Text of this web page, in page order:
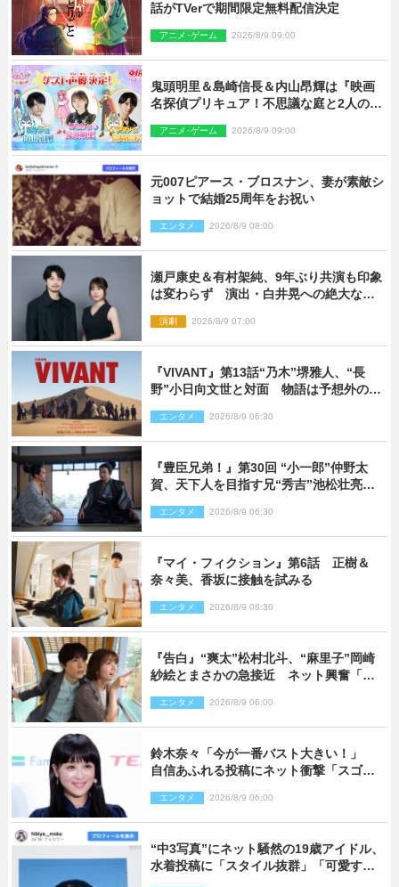
話がTVerで期間限定無料配信決定
アニメ･ゲーム 2026/8/9 09:00
鬼頭明里＆島崎信長＆内山昂輝は『映画
名探偵プリキュア！不思議な庭と2人の秘
アニメ･ゲーム 2026/8/9 09:00
元007ピアース・ブロスナン、妻が素敵シ
ョットで結婚25周年をお祝い
エンタメ 2026/8/9 08:00
瀬戸康史＆有村架純、9年ぶり共演も印象
は変わらず 演出・白井晃への絶大なる
演劇 2026/8/9 07:00
『VIVANT』第13話“乃木”堺雅人、“長
野”小日向文世と対面 物語は予想外の展
エンタメ 2026/8/9 06:30
『豊臣兄弟！』第30回 “小一郎”仲野太
賀、天下人を目指す兄“秀吉”池松壮亮
エンタメ 2026/8/9 06:30
『マイ・フィクション』第6話 正樹＆
奈々美、香坂に接触を試みる
エンタメ 2026/8/9 06:30
『告白』“爽太”松村北斗、“麻里子”岡崎
紗絵とまさかの急接近 ネット興奮「そ
り）
エンタメ 2026/8/9 06:00
鈴木奈々「今が一番バスト大きい！」
自信あふれる投稿にネット衝撃「スゴ
エンタメ 2026/8/9 06:00
“中3写真”にネット騒然の19歳アイドル、
水着投稿に「スタイル抜群」「可愛すぎ